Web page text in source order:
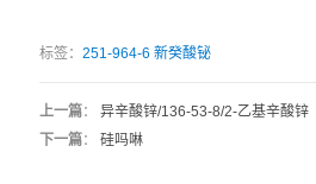
标签： 251-964-6 新癸酸铋
上一篇： 异辛酸锌/136-53-8/2-乙基辛酸锌
下一篇： 硅吗啉